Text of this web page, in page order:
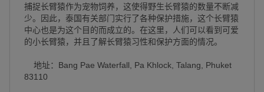
捕捉长臂猿作为宠物饲养，这使得野生长臂猿的数量不断减
少。因此，泰国有关部门实行了各种保护措施，这个长臂猿
中心也是为这个目的而成立的。在这里，人们可以看到可爱
的小长臂猿，并且了解长臂猿习性和保护方面的情况。
地址：Bang Pae Waterfall, Pa Khlock, Talang, Phuket
83110